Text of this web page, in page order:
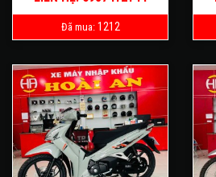
Đã mua: 1212